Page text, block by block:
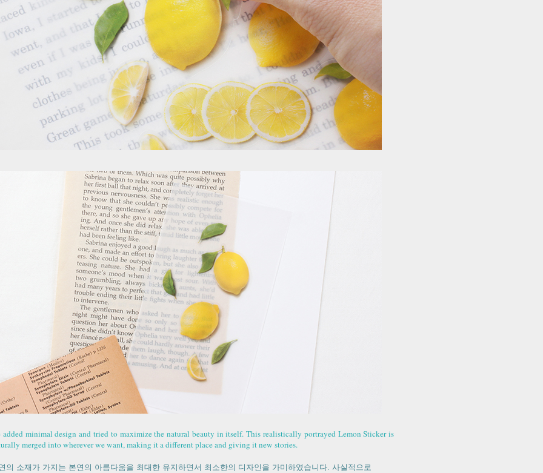
added minimal design and tried to maximize the natural beauty in itself. This realistically portrayed Lemon Sticker is
merged into wherever we want, making it a different place and giving it new stories.
의 소재가 가지는 본연의 아름다움을 최대한 유지하면서 최소한의 디자인을 가미하였습니다. 사실적으로